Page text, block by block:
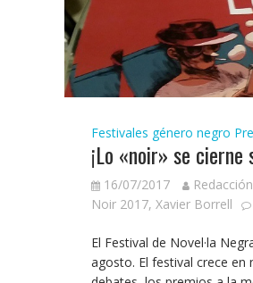
Festivales género negro
¡Lo «noir» se
16/07/2017 Redacción
Noir 2017, Xavier Borrell
El Festival de Novel·la
agosto. El festival crece en